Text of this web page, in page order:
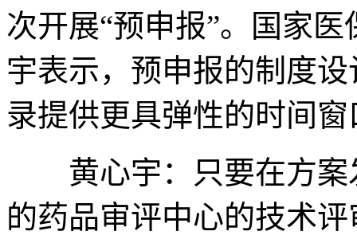
次开展“预申报”。国家
宇表示，预申报的制度
录提供更具弹性的时间窗
黄心宇：只要在方案
的药品审评中心的技术